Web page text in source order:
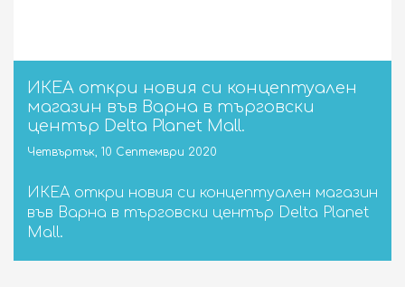
ИКЕА откри новия си концептуален
магазин във Варна в търговски
център Delta Planet Mall.
Четвъртък, 10 Септември 2020
ИКЕА откри новия си концептуален магазин
във Варна в търговски център Delta Planet
Mall.